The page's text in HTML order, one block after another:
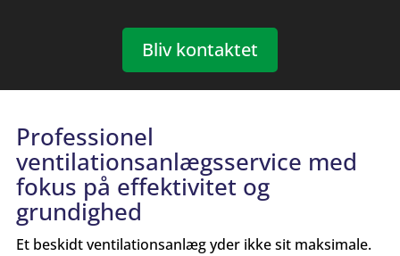
Bliv kontaktet
Professionel
ventilationsanlægsservice med
fokus på effektivitet og
grundighed
​Et beskidt ventilationsanlæg yder ikke sit maksimale.